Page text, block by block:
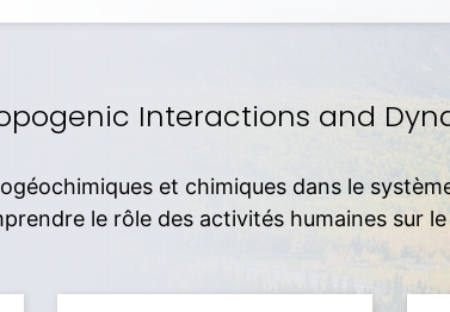
Interactions and
et chimiques dans le
le rôle des activités humaines sur